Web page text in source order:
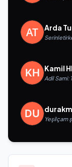
Arda
Kamil
Adil Sami:
Yeşilçam